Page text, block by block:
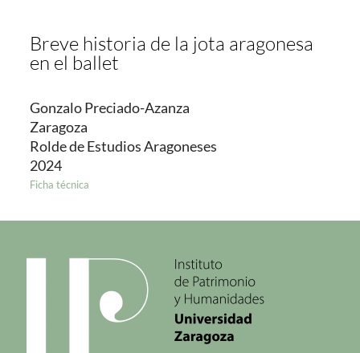
Breve historia de la jota aragonesa
en el ballet
Gonzalo Preciado-Azanza
Zaragoza
Rolde de Estudios Aragoneses
2024
Ficha técnica